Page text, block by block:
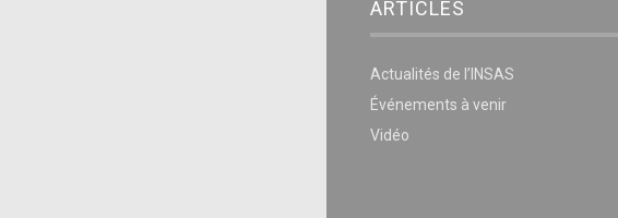
ARTICLES
Actualités de l’INSAS
Événements à venir
Vidéo